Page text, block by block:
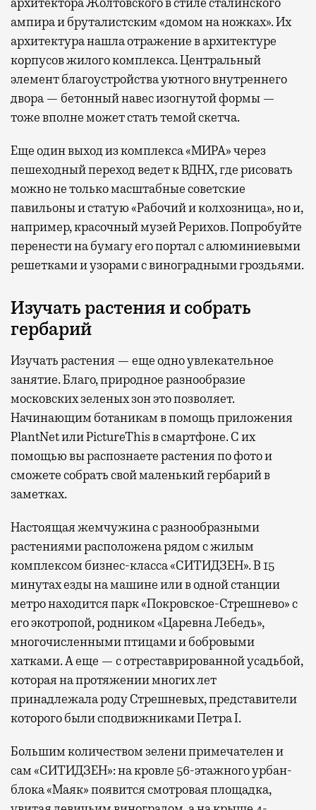
ампира и бруталистским «домом на ножках». Их
архитектура нашла отражение в архитектуре
корпусов жилого комплекса. Центральный
элемент благоустройства уютного внутреннего
двора — бетонный навес изогнутой формы —
тоже вполне может стать темой скетча.
Еще один выход из комплекса «МИРА» через
пешеходный переход ведет к ВДНХ, где рисовать
можно не только масштабные советские
павильоны и статую «Рабочий и колхозница», но и,
например, красочный музей Рерихов. Попробуйте
перенести на бумагу его портал с алюминиевыми
решетками и узорами с виноградными гроздьями.
Изучать растения и собрать
гербарий
Изучать растения — еще одно увлекательное
занятие. Благо, природное разнообразие
московских зеленых зон это позволяет.
Начинающим ботаникам в помощь приложения
PlantNet или PictureThis в смартфоне. С их
помощью вы распознаете растения по фото и
сможете собрать свой маленький гербарий в
заметках.
Настоящая жемчужина с разнообразными
растениями расположена рядом с жилым
комплексом бизнес-класса «СИТИДЗЕН». В 15
минутах езды на машине или в одной станции
метро находится парк «Покровское-Стрешнево» с
его экотропой, родником «Царевна Лебедь»,
многочисленными птицами и бобровыми
хатками. А еще — с отреставрированной усадьбой,
которая на протяжении многих лет
принадлежала роду Стрешневых, представители
которого были сподвижниками Петра I.
Большим количеством зелени примечателен и
сам «СИТИДЗЕН»: на кровле 56-этажного урбан-
блока «Маяк» появится смотровая площадка,